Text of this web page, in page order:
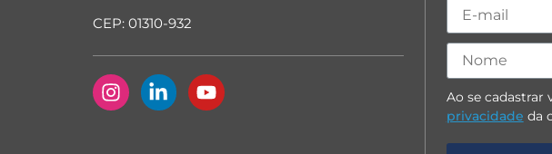
CEP: 01310-932
Ao se cadastrar
privacidade da